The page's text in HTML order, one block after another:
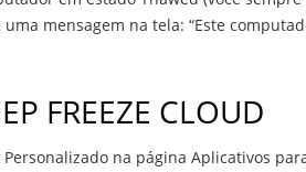
mensagem na tela: “Este
FREEZE CLOUD
na página Aplicativos